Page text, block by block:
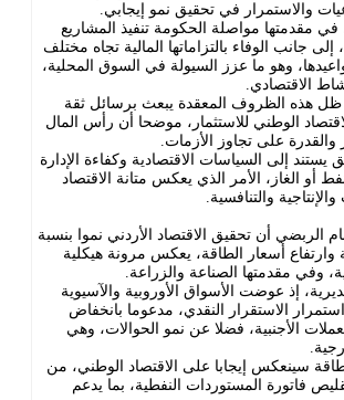
والاستمرار في تحقيق نمو إيجابي.
مقدمتها مواصلة الحكومة تنفيذ المشاريع
إلى جانب الوفاء بالتزاماتها المالية تجاه مختلف
وهو ما عزز السيولة في السوق المحلية،
الاقتصادي.
ظل هذه الظروف المعقدة يبعث برسائل ثقة
الوطني للاستثمار، موضحا أن رأس المال
والقدرة على تجاوز الأزمات.
يستند إلى السياسات الاقتصادية وكفاءة الإدارة
أو الغاز، الأمر الذي يعكس متانة الاقتصاد
والتنافسية.
الربضي أن تحقيق الاقتصاد الأردني نموا بنسبة
وارتفاع أسعار الطاقة، يعكس مرونة هيكلية
وفي مقدمتها الصناعة والزراعة.
إذ عوضت الأسواق الأوروبية والآسيوية
الاستقرار النقدي، مدعوما بانخفاض
الأجنبية، فضلا عن نمو الحوالات، وهي
سينعكس إيجابا على الاقتصاد الوطني، من
فاتورة المستوردات النفطية، بما يدعم